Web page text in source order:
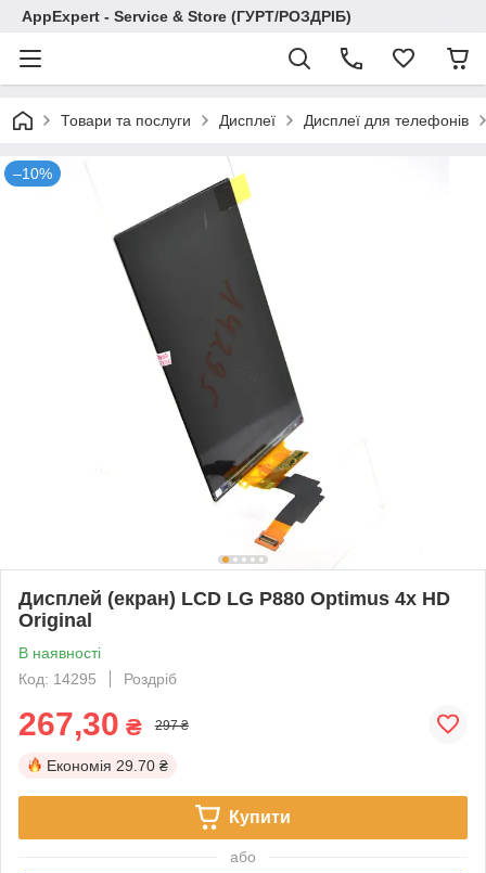
AppExpert - Service & Store (ГУРТ/РОЗДРІБ)
Товари та послуги Дисплеї Дисплеї для телефонів
–10%
Дисплей (екран) LCD LG P880 Optimus 4x HD
Original
В наявності
Код: 14295
Роздріб
267,30 ₴ 297 ₴
Економія 29.70 ₴
Купити
або